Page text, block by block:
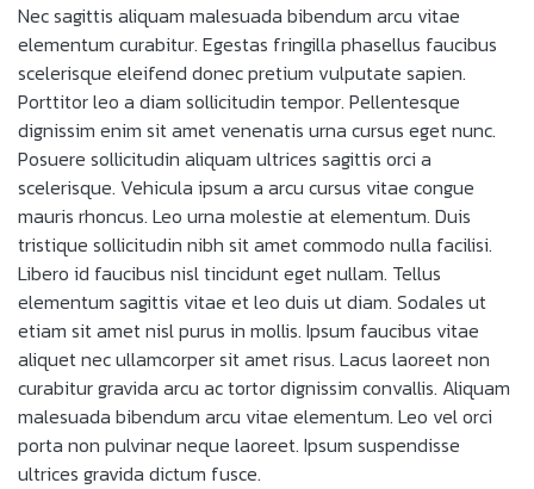
Nec sagittis aliquam malesuada bibendum arcu vitae
elementum curabitur. Egestas fringilla phasellus faucibus
scelerisque eleifend donec pretium vulputate sapien.
Porttitor leo a diam sollicitudin tempor. Pellentesque
dignissim enim sit amet venenatis urna cursus eget nunc.
Posuere sollicitudin aliquam ultrices sagittis orci a
scelerisque. Vehicula ipsum a arcu cursus vitae congue
mauris rhoncus. Leo urna molestie at elementum. Duis
tristique sollicitudin nibh sit amet commodo nulla facilisi.
Libero id faucibus nisl tincidunt eget nullam. Tellus
elementum sagittis vitae et leo duis ut diam. Sodales ut
etiam sit amet nisl purus in mollis. Ipsum faucibus vitae
aliquet nec ullamcorper sit amet risus. Lacus laoreet non
curabitur gravida arcu ac tortor dignissim convallis. Aliquam
malesuada bibendum arcu vitae elementum. Leo vel orci
porta non pulvinar neque laoreet. Ipsum suspendisse
ultrices gravida dictum fusce.